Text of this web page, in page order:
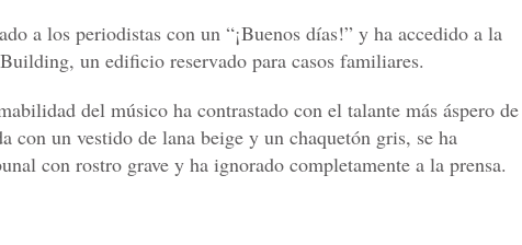
a los periodistas con un “¡Buenos días!” y ha accedido a la
Building, un edificio reservado para casos familiares.
del músico ha contrastado con el talante más áspero de
con un vestido de lana beige y un chaquetón gris, se ha
con rostro grave y ha ignorado completamente a la prensa.